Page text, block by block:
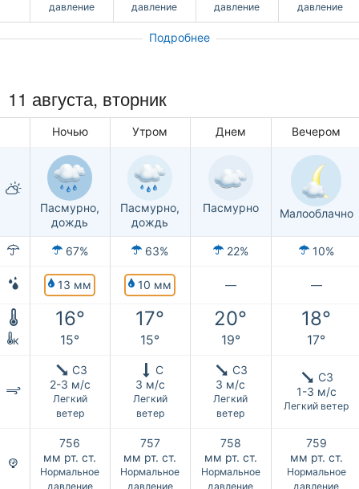
давление
давление
давление
давление
Подробнее
11 августа, вторник
Ночью Утром Днем Вечером
Пасмурно,
дождь
Пасмурно,
дождь
Пасмурно Малооблачно
67% 63% 22% 10%
13 мм 10 мм — —
16° 17° 20° 18°
к 15° 15° 19° 17°
СЗ
2-3 м/с
Легкий
ветер
С
3 м/с
Легкий
ветер
СЗ
3 м/с
Легкий
ветер
СЗ
1-3 м/с
Легкий ветер
756
мм рт. ст.
Нормальное
давление
757
мм рт. ст.
Нормальное
давление
758
мм рт. ст.
Нормальное
давление
759
мм рт. ст.
Нормальное
давление